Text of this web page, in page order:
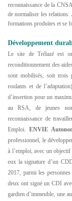
reconnaissance de la
de normaliser les relations.
formations produites et se
Développement
Le site de Trélazé est
reconditionnement des
sont mobilisés, soit trois
roulants et de
d’insertion pour un
au RSA, de jeunes
reconnaissance de
Emploi. ENVIE
professionnel, le
à l’emploi, avec un
eux la signature d’un
2017, parmi les
deux ont signé un CDI
gardien d’immeuble, une